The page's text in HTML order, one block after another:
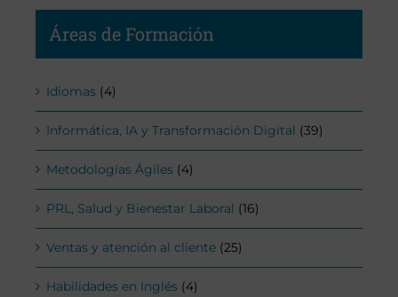
Áreas de Formación
Idiomas (4)
Informática, IA y Transformación Digital (39)
Metodologías Ágiles (4)
PRL, Salud y Bienestar Laboral (16)
Ventas y atención al cliente (25)
Habilidades en Inglés (4)